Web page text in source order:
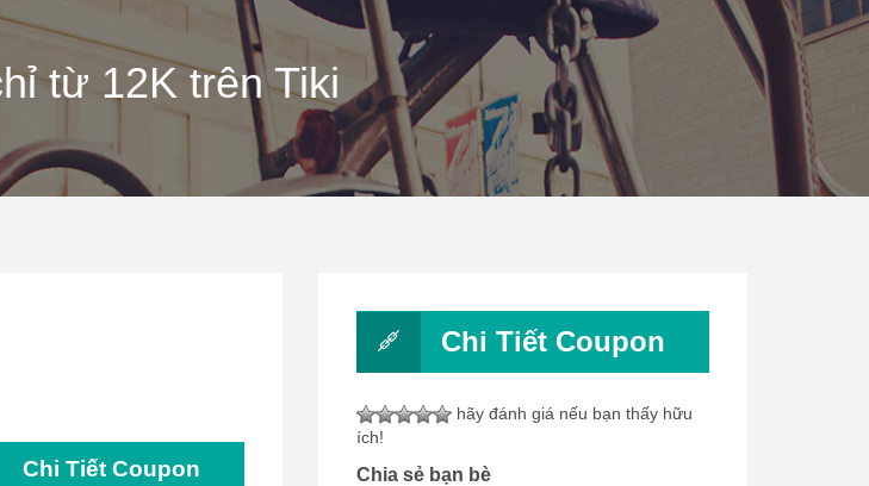
từ 12K trên Tiki
Chi Tiết Coupon
Chi Tiết Coupon
hãy đánh giá nếu bạn thấy hữu
ích!
Chia sẻ bạn bè